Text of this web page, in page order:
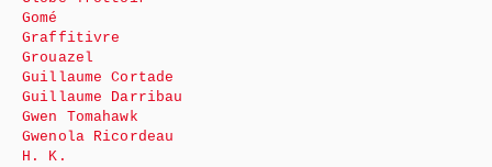
Gomé
Graffitivre
Grouazel
Guillaume Cortade
Guillaume Darribau
Gwen Tomahawk
Gwenola Ricordeau
H. K.